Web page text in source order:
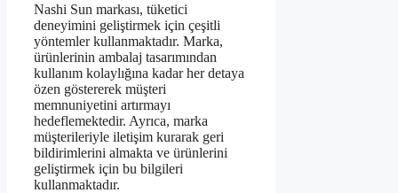
Nashi Sun markası, tüketici
deneyimini geliştirmek için çeşitli
yöntemler kullanmaktadır. Marka,
ürünlerinin ambalaj tasarımından
kullanım kolaylığına kadar her detaya
özen göstererek müşteri
memnuniyetini artırmayı
hedeflemektedir. Ayrıca, marka
müşterileriyle iletişim kurarak geri
bildirimlerini almakta ve ürünlerini
geliştirmek için bu bilgileri
kullanmaktadır.